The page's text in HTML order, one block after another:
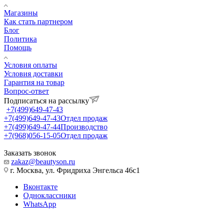
Магазины
Как стать партнером
Блог
Политика
Помощь
Условия оплаты
Условия доставки
Гарантия на товар
Вопрос-ответ
Подписаться на рассылку
+7(499)649-47-43
+7(499)649-47-43Отдел продаж
+7(499)649-47-44Производство
+7(968)056-15-05Отдел продаж
Заказать звонок
zakaz@beautyson.ru
г. Москва, ул. Фридриха Энгельса 46с1
Вконтакте
Одноклассники
WhatsApp